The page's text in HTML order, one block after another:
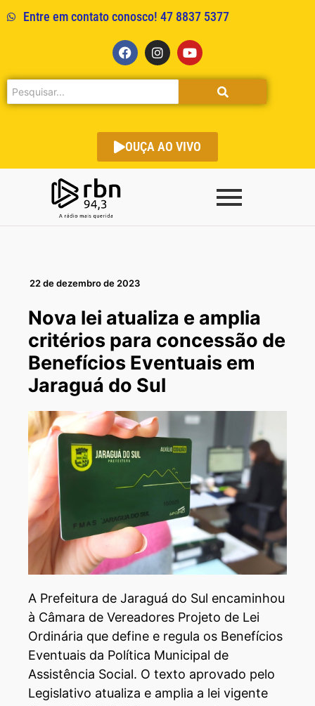
Entre em contato conosco! 47 8837 5377
OUÇA AO VIVO
22 de dezembro de 2023
Nova lei atualiza e amplia
critérios para concessão de
Benefícios Eventuais em
Jaraguá do Sul
A Prefeitura de Jaraguá do Sul encaminhou
à Câmara de Vereadores Projeto de Lei
Ordinária que define e regula os Benefícios
Eventuais da Política Municipal de
Assistência Social. O texto aprovado pelo
Legislativo atualiza e amplia a lei vigente